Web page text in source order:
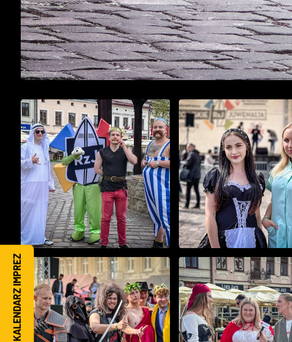
KALENDARZ IMPREZ